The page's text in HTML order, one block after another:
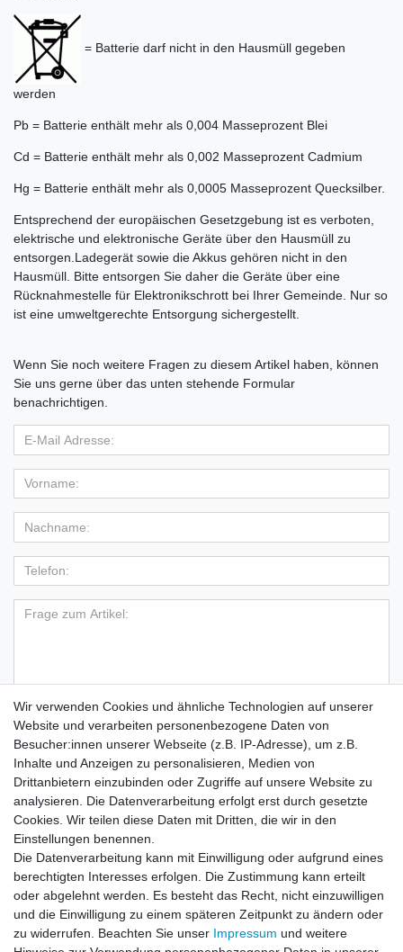
= Batterie darf nicht in den Hausmüll gegeben
werden
Pb = Batterie enthält mehr als 0,004 Masseprozent Blei
Cd = Batterie enthält mehr als 0,002 Masseprozent Cadmium
Hg = Batterie enthält mehr als 0,0005 Masseprozent Quecksilber.
Entsprechend der europäischen Gesetzgebung ist es verboten,
elektrische und elektronische Geräte über den Hausmüll zu
entsorgen.Ladegerät sowie die Akkus gehören nicht in den
Hausmüll. Bitte entsorgen Sie daher die Geräte über eine
Rücknahmestelle für Elektronikschrott bei Ihrer Gemeinde. Nur so
ist eine umweltgerechte Entsorgung sichergestellt.
Wenn Sie noch weitere Fragen zu diesem Artikel haben, können
Sie uns gerne über das unten stehende Formular
benachrichtigen.
Hiermit bestätige ich, dass ich dieDaten­schutz­erklärung
gelesen habe.*
Absenden
🚚 Schneller Versand
📦 Kostenloser Versand ab 75 €
📞 Kostenlose Beratung per Telefon &
WhatsApp
Wir verwenden Cookies und ähnliche Technologien auf unserer
Website und verarbeiten personenbezogene Daten von
Besucher:innen unserer Webseite (z.B. IP-Adresse), um z.B.
Inhalte und Anzeigen zu personalisieren, Medien von
Drittanbietern einzubinden oder Zugriffe auf unsere Website zu
analysieren. Die Datenverarbeitung erfolgt erst durch gesetzte
Cookies. Wir teilen diese Daten mit Dritten, die wir in den
Einstellungen benennen.
Die Datenverarbeitung kann mit Einwilligung oder aufgrund eines
berechtigten Interesses erfolgen. Die Zustimmung kann erteilt
oder abgelehnt werden. Es besteht das Recht, nicht einzuwilligen
und die Einwilligung zu einem späteren Zeitpunkt zu ändern oder
zu widerrufen. Beachten Sie unser Impressum und weitere